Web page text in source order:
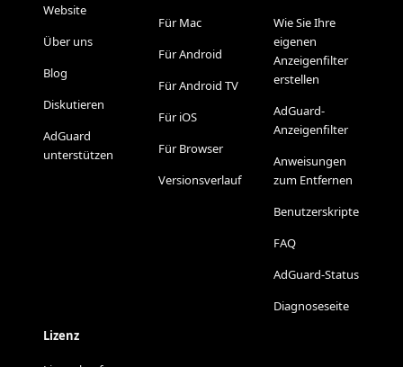
Website
Über uns
Blog
Diskutieren
AdGuard
unterstützen
Für Mac
Für Android
Für Android TV
Für iOS
Für Browser
Versionsverlauf
Wie Sie Ihre
eigenen
Anzeigenfilter
erstellen
AdGuard-
Anzeigenfilter
Anweisungen
zum Entfernen
Benutzerskripte
FAQ
AdGuard-Status
Diagnoseseite
Lizenz